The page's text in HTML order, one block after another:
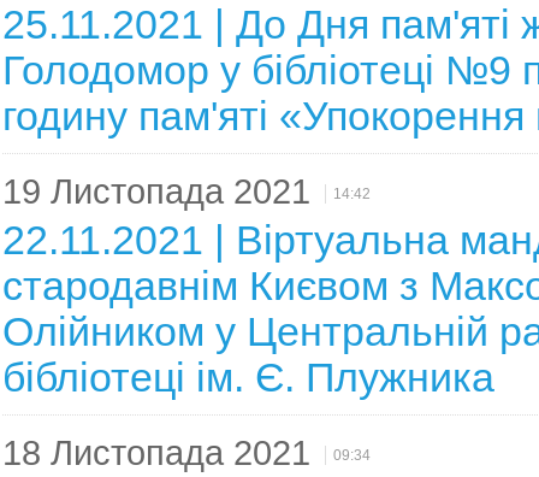
25.11.2021 | До Дня пам'яті
Голодомор у бібліотеці №9
годину пам'яті
19 Листопада 2021 14:42
22.11.2021 | Віртуальна
стародавнім Києвом з
Олійником у Центральній
бібліотеці ім. Є. Плужника
18 Листопада 2021 09:34